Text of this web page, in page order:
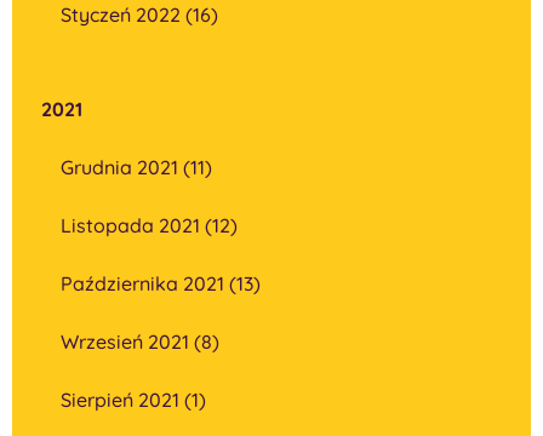
Styczeń 2022 (16)
2021
Grudnia 2021 (11)
Listopada 2021 (12)
Października 2021 (13)
Wrzesień 2021 (8)
Sierpień 2021 (1)